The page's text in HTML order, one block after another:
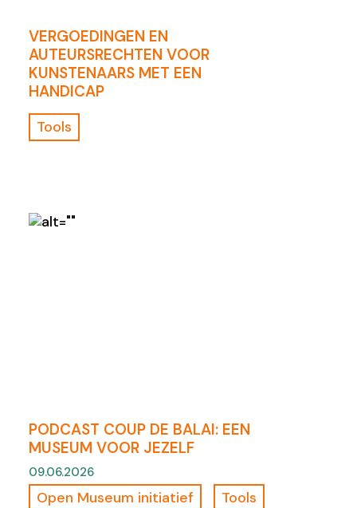
VERGOEDINGEN EN
AUTEURSRECHTEN VOOR
KUNSTENAARS MET EEN
HANDICAP
Tools
PODCAST COUP DE BALAI: EEN
MUSEUM VOOR JEZELF
09.06.2026
Open Museum initiatief Tools